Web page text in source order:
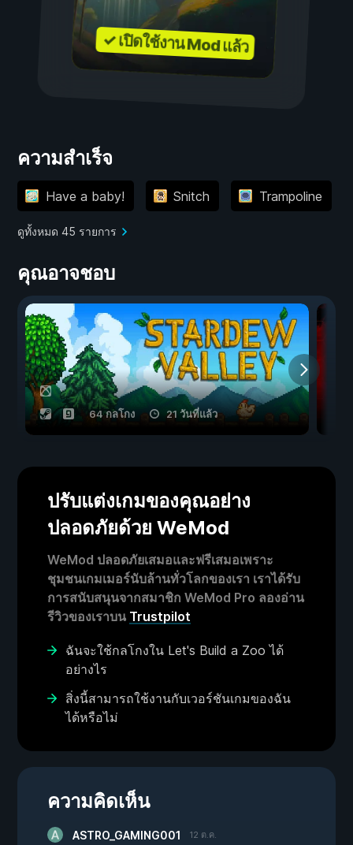
✓ เปิดใช้งาน Mod แล้ว
ความสำเร็จ
Have a baby! Snitch Trampoline
ดูทั้งหมด 45 รายการ
คุณอาจชอบ
64 กลโกง 21 วันที่แล้ว
ปรับแต่งเกมของคุณอย่าง
ปลอดภัยด้วย WeMod
WeMod ปลอดภัยเสมอและฟรีเสมอเพราะ
ชุมชนเกมเมอร์นับล้านทั่วโลกของเรา เราได้รับ
การสนับสนุนจากสมาชิก WeMod Pro ลองอ่าน
รีวิวของเราบน Trustpilot
ฉันจะใช้กลโกงใน Let's Build a Zoo ได้
อย่างไร
สิ่งนี้สามารถใช้งานกับเวอร์ชันเกมของฉัน
ได้หรือไม่
ความคิดเห็น
ASTRO_GAMING001 12 ต.ค.